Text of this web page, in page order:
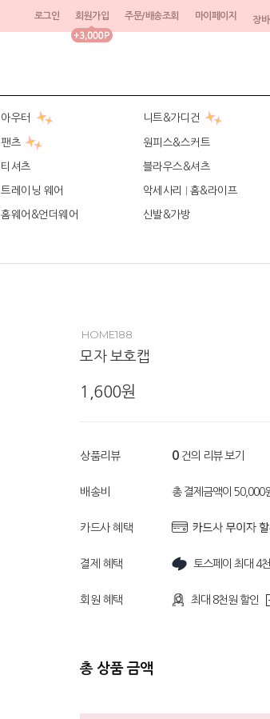
로그인 회원가입 주문/배송조회 마이페이지 장바
아우터 니트&가디건
팬츠 원피스&스커트
티셔츠 블라우스&셔츠
트레이닝 웨어 악세사리 홈&라이프
홈웨어&언더웨어 신발&가방
HOME188
모자 보호캡
1,600원
상품리뷰 0 건의 리뷰 보기
배송비 총 결제금액이 50,000
카드사 혜택
결제 혜택 토스페이 최대 4
회원 혜택 최대 8천원 할인
총 상품 금액